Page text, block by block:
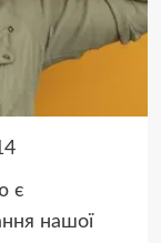
є
нашої